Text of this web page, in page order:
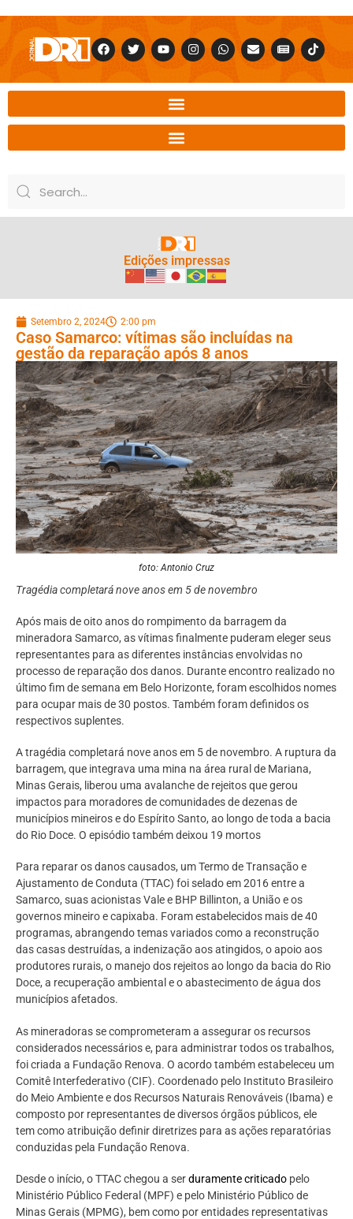
Edições impressas
Setembro 2, 2024 2:00 pm
Caso Samarco: vítimas são incluídas na
gestão da reparação após 8 anos
foto: Antonio Cruz
Tragédia completará nove anos em 5 de novembro
Após mais de oito anos do rompimento da barragem da
mineradora Samarco, as vítimas finalmente puderam eleger seus
representantes para as diferentes instâncias envolvidas no
processo de reparação dos danos. Durante encontro realizado no
último fim de semana em Belo Horizonte, foram escolhidos nomes
para ocupar mais de 30 postos. Também foram definidos os
respectivos suplentes.
A tragédia completará nove anos em 5 de novembro. A ruptura da
barragem, que integrava uma mina na área rural de Mariana,
Minas Gerais, liberou uma avalanche de rejeitos que gerou
impactos para moradores de comunidades de dezenas de
municípios mineiros e do Espírito Santo, ao longo de toda a bacia
do Rio Doce. O episódio também deixou 19 mortos
Para reparar os danos causados, um Termo de Transação e
Ajustamento de Conduta (TTAC) foi selado em 2016 entre a
Samarco, suas acionistas Vale e BHP Billinton, a União e os
governos mineiro e capixaba. Foram estabelecidos mais de 40
programas, abrangendo temas variados como a reconstrução
das casas destruídas, a indenização aos atingidos, o apoio aos
produtores rurais, o manejo dos rejeitos ao longo da bacia do Rio
Doce, a recuperação ambiental e o abastecimento de água dos
municípios afetados.
As mineradoras se comprometeram a assegurar os recursos
considerados necessários e, para administrar todos os trabalhos,
foi criada a Fundação Renova. O acordo também estabeleceu um
Comitê Interfederativo (CIF). Coordenado pelo Instituto Brasileiro
do Meio Ambiente e dos Recursos Naturais Renováveis (Ibama) e
composto por representantes de diversos órgãos públicos, ele
tem como atribuição definir diretrizes para as ações reparatórias
conduzidas pela Fundação Renova.
Desde o início, o TTAC chegou a serduramente criticado pelo
Ministério Público Federal (MPF) e pelo Ministério Público de
Minas Gerais (MPMG), bem como por entidades representativas